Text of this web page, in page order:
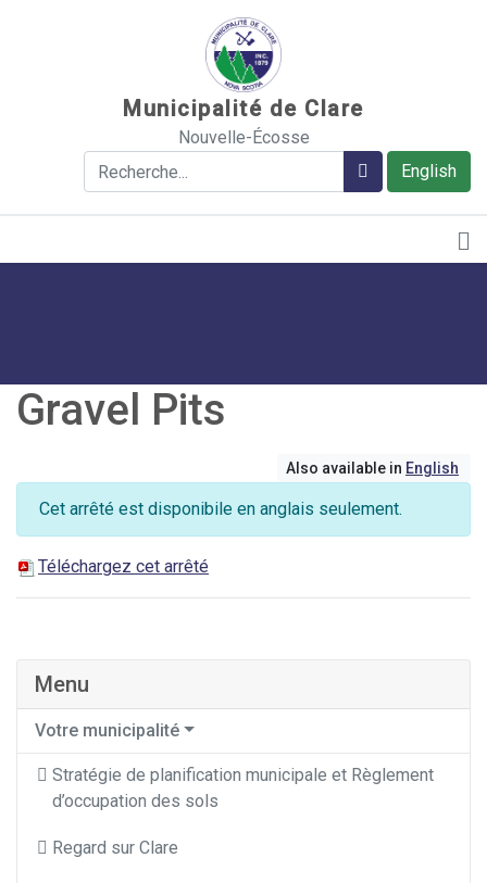
Municipalité de Clare
Nouvelle-Écosse
English
Rechercher Rechercher
Gravel Pits
Also available in English
Cet arrêté est disponibile en anglais seulement.
Téléchargez cet arrêté
Menu
Votre municipalité
Stratégie de planification municipale et Règlement
d’occupation des sols
Regard sur Clare